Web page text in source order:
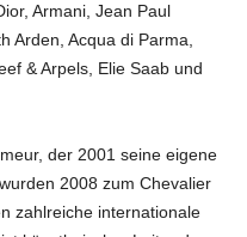
Armani, Jean Paul
Arden, Acqua di Parma,
& Arpels, Elie Saab und
der 2001 seine eigene
2008 zum Chevalier
zahlreiche internationale